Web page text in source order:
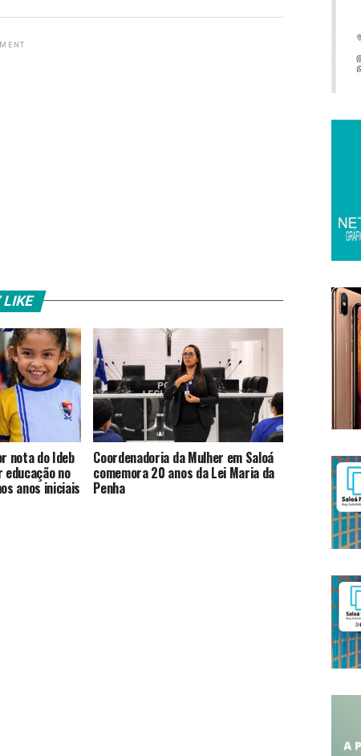
LIKE
nota do Ideb
no
anos iniciais
Coordenadoria da Mulher em Saloá
comemora 20 anos da Lei Maria da
Penha